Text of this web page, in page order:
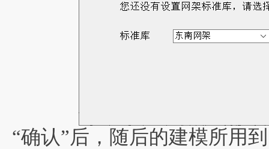
“确认”后，随后的建模所用